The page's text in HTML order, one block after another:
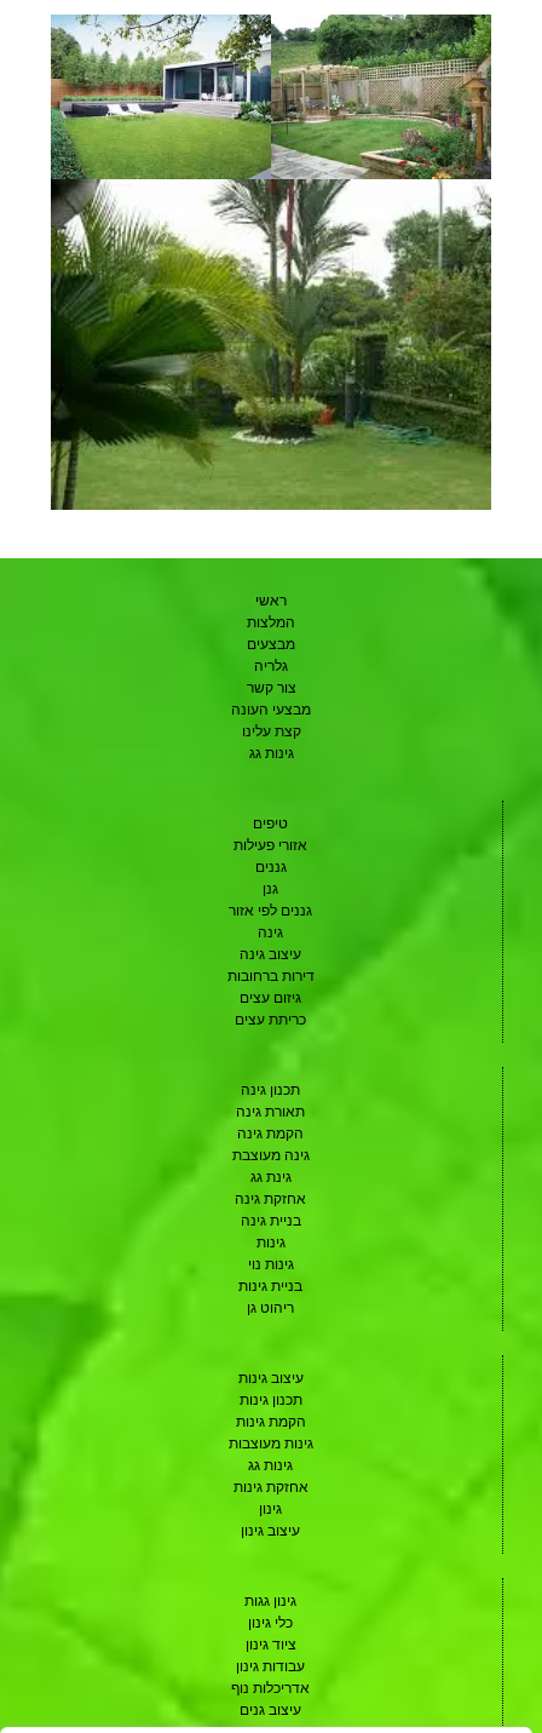
ראשי
המלצות
מבצעים
גלריה
צור קשר
מבצעי העונה
קצת עלינו
גינות גג
טיפים
אזורי פעילות
גננים
גנן
גננים לפי אזור
גינה
עיצוב גינה
דירות ברחובות
גיזום עצים
כריתת עצים
תכנון גינה
תאורת גינה
הקמת גינה
גינה מעוצבת
גינת גג
אחזקת גינה
בניית גינה
גינות
גינות נוי
בניית גינות
ריהוט גן
עיצוב גינות
תכנון גינות
הקמת גינות
גינות מעוצבות
גינות גג
אחזקת גינות
גינון
עיצוב גינון
גינון גגות
כלי גינון
ציוד גינון
עבודות גינון
אדריכלות נוף
עיצוב גנים